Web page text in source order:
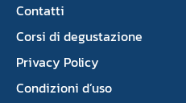
Contatti
Corsi di degustazione
Privacy Policy
Condizioni d’uso